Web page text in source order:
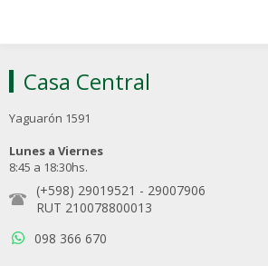
Casa Central
Yaguarón 1591
Lunes a Viernes
8:45 a 18:30hs.
(+598) 29019521 - 29007906
RUT 210078800013
098 366 670